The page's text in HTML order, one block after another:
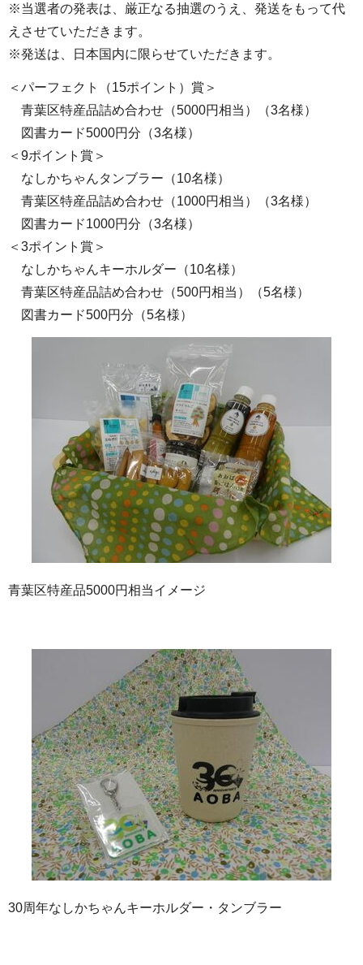
※当選者の発表は、厳正なる抽選のうえ、発送をもって代
えさせていただきます。
※発送は、日本国内に限らせていただきます。
＜パーフェクト（15ポイント）賞＞
青葉区特産品詰め合わせ（5000円相当）（3名様）
図書カード5000円分（3名様）
＜9ポイント賞＞
なしかちゃんタンブラー（10名様）
青葉区特産品詰め合わせ（1000円相当）（3名様）
図書カード1000円分（3名様）
＜3ポイント賞＞
なしかちゃんキーホルダー（10名様）
青葉区特産品詰め合わせ（500円相当）（5名様）
図書カード500円分（5名様）
青葉区特産品5000円相当イメージ
30周年なしかちゃんキーホルダー・タンブラー